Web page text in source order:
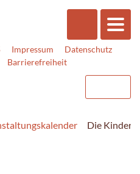
Impressum
Datenschutz
Barrierefreiheit
Die